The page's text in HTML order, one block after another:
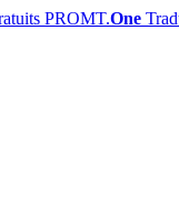
PROMT.One